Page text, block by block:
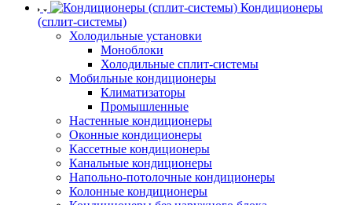
Кондиционеры
(сплит-системы)
Холодильные установки
Моноблоки
Холодильные сплит-системы
Мобильные кондиционеры
Климатизаторы
Промышленные
Настенные кондиционеры
Оконные кондиционеры
Кассетные кондиционеры
Канальные кондиционеры
Напольно-потолочные кондиционеры
Колонные кондиционеры